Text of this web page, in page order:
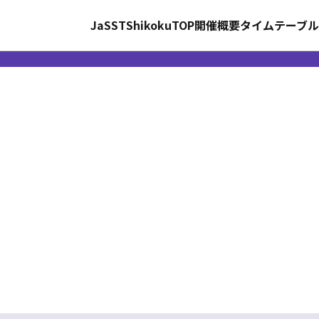
JaSSTShikokuTOP開催概要タイムテーブル